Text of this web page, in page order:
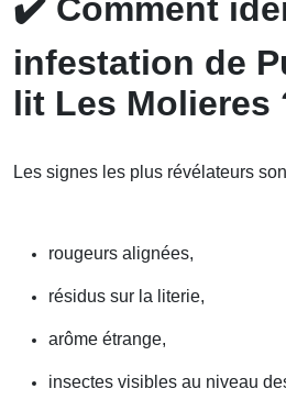
✔️ Comment
infestation de
lit Les Molieres
Les signes les plus révélateurs
rougeurs alignées,
résidus sur la literie,
arôme étrange,
insectes visibles au niveau